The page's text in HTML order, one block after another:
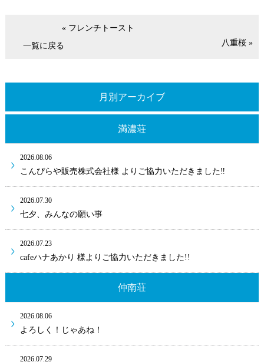
« フレンチトースト
八重桜 »
一覧に戻る
月別アーカイブ
満濃荘
2026.08.06
こんぴらや販売株式会社様 よりご協力いただきました‼
2026.07.30
七夕、みんなの願い事
2026.07.23
cafeハナあかり 様よりご協力いただきました!!
仲南荘
2026.08.06
よろしく！じゃあね！
2026.07.29